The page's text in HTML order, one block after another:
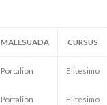
MALESUADA CURSUS
Portalion Elitesimo
Portalion Elitesimo